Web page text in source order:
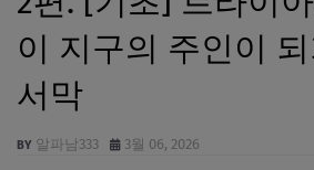
이 지구의 주인이
서막
알파남333 3월 06, 2026